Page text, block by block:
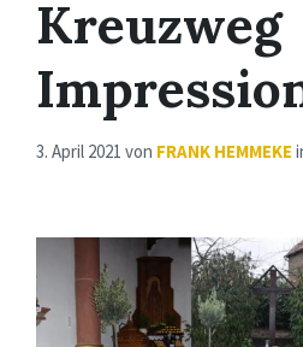
Kreuzweg
3. April 2021 von FRANK HEMMEKE